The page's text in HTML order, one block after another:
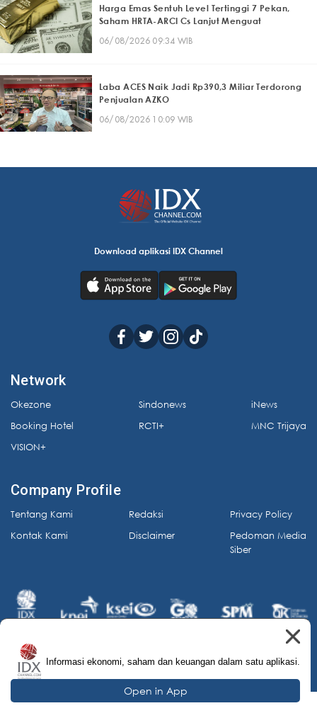
Harga Emas Sentuh Level Tertinggi 7 Pekan,
Saham HRTA-ARCI Cs Lanjut Menguat
06/08/2026 09:34 WIB
Laba ACES Naik Jadi Rp390,3 Miliar Terdorong
Penjualan AZKO
06/08/2026 10:09 WIB
Download aplikasi IDX Channel
Network
Okezone
Booking Hotel
VISION+
Sindonews
RCTI+
iNews
MNC Trijaya
Company Profile
Tentang Kami
Kontak Kami
Redaksi
Disclaimer
Privacy Policy
Pedoman Media
Siber
© 2026 IDX Channel. All Rights Reserved.
Informasi ekonomi, saham dan keuangan dalam satu aplikasi.
Open in App